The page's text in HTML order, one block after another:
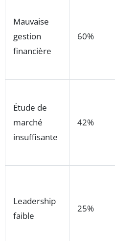
Mauvaise
gestion
financière
60%
Étude de
marché
insuffisante
42%
Leadership
faible
25%